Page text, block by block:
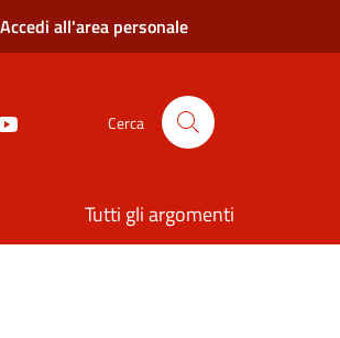
Accedi all'area personale
Cerca
Tutti gli argomenti